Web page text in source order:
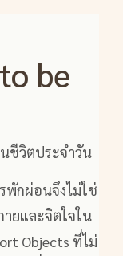
be
ชีวิตประจำวัน
กผ่อนจึงไม่ใช่
ยและจิตใจใน
Objects ที่ไม่